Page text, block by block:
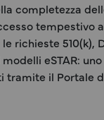
completezza
eSTAR:
il Portale